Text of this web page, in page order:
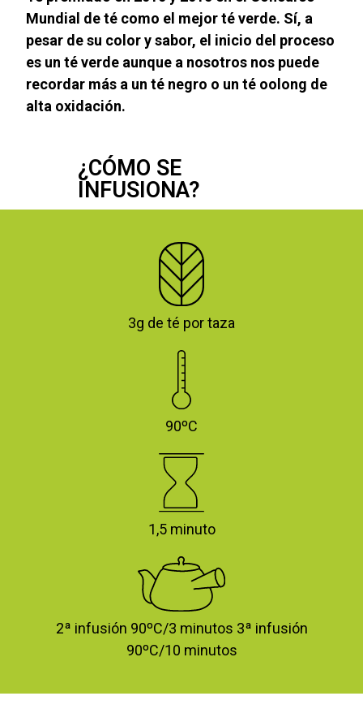
Mundial de té como el mejor té verde. Sí, a
pesar de su color y sabor, el inicio del proceso
es un té verde aunque a nosotros nos puede
recordar más a un té negro o un té oolong de
alta oxidación.
¿CÓMO SE
INFUSIONA?
3g de té por taza
90ºC
1,5 minuto
2ª infusión 90ºC/3 minutos 3ª infusión
90ºC/10 minutos